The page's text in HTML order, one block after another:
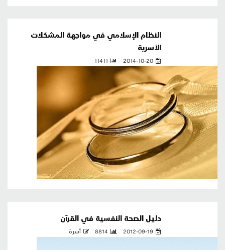
النظام الإسلامي في مواجهة المشكلات
الأسرية
2014-10-20
11411
دليل الصحة النفسية في القرآن
2012-09-19
8814 أسرة